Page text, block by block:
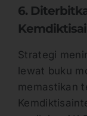
6.
Strategi
lewat buku
memastikan